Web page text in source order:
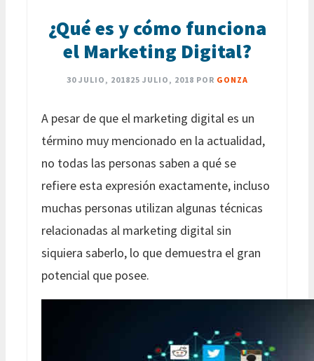
¿Qué es y cómo funciona
el Marketing Digital?
30 JULIO, 201825 JULIO, 2018 POR GONZA
A pesar de que el marketing digital es un
término muy mencionado en la actualidad,
no todas las personas saben a qué se
refiere esta expresión exactamente, incluso
muchas personas utilizan algunas técnicas
relacionadas al marketing digital sin
siquiera saberlo, lo que demuestra el gran
potencial que posee.